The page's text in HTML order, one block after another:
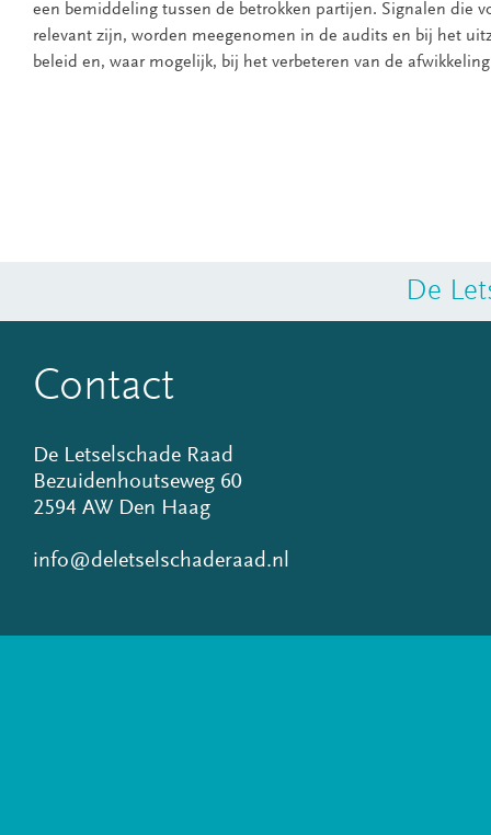
een bemiddeling tussen de betrokken partijen. Signalen die
relevant zijn, worden meegenomen in de audits en bij het
beleid en, waar mogelijk, bij het verbeteren van de
De
Contact
De Letselschade Raad
Bezuidenhoutseweg 60
2594 AW Den Haag
info@deletselschaderaad.nl